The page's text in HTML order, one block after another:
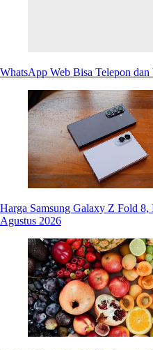
WhatsApp Web Bisa Telepon
Harga Samsung Galaxy Z Fold
Agustus 2026